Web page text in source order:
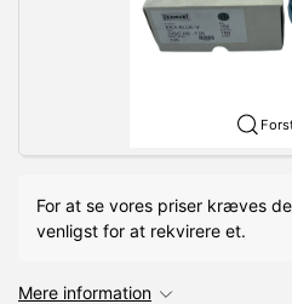
For at se vores priser kræves
venligst for at rekvirere et.
Mere information